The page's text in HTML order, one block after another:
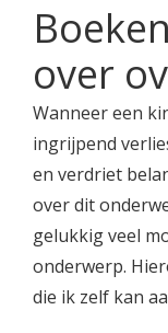
over
Wanneer een
ingrijpend
en verdriet
over dit
gelukkig veel
onderwerp.
die ik zelf kan